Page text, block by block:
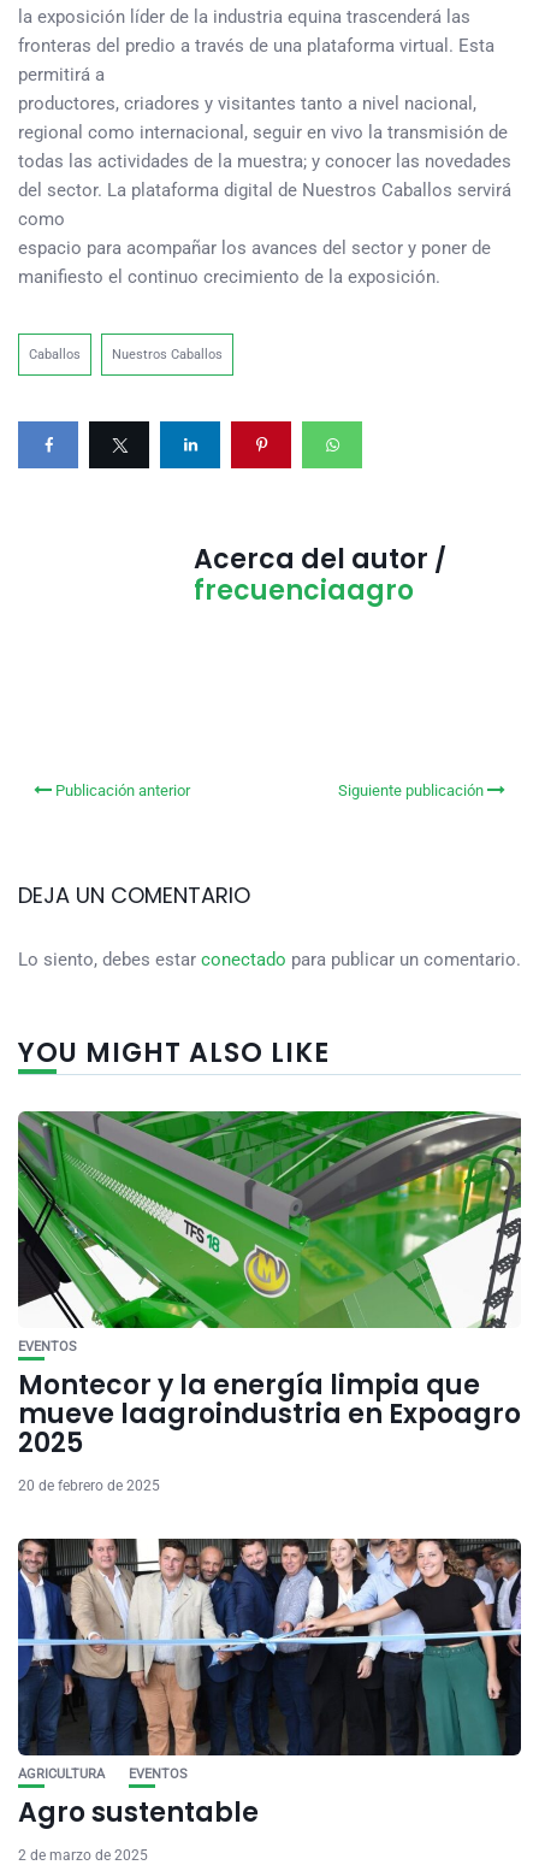
la exposición líder de la industria equina trascenderá las
fronteras del predio a través de una plataforma virtual. Esta
permitirá a
productores, criadores y visitantes tanto a nivel nacional,
regional como internacional, seguir en vivo la transmisión de
todas las actividades de la muestra; y conocer las novedades
del sector. La plataforma digital de Nuestros Caballos servirá
como
espacio para acompañar los avances del sector y poner de
manifiesto el continuo crecimiento de la exposición.
Caballos Nuestros Caballos
Acerca del autor /
frecuenciaagro
Publicación anterior Siguiente publicación
DEJA UN COMENTARIO
Lo siento, debes estar conectado para publicar un comentario.
YOU MIGHT ALSO LIKE
EVENTOS
Montecor y la energía limpia que
mueve laagroindustria en Expoagro
2025
20 de febrero de 2025
AGRICULTURA EVENTOS
Agro sustentable
2 de marzo de 2025